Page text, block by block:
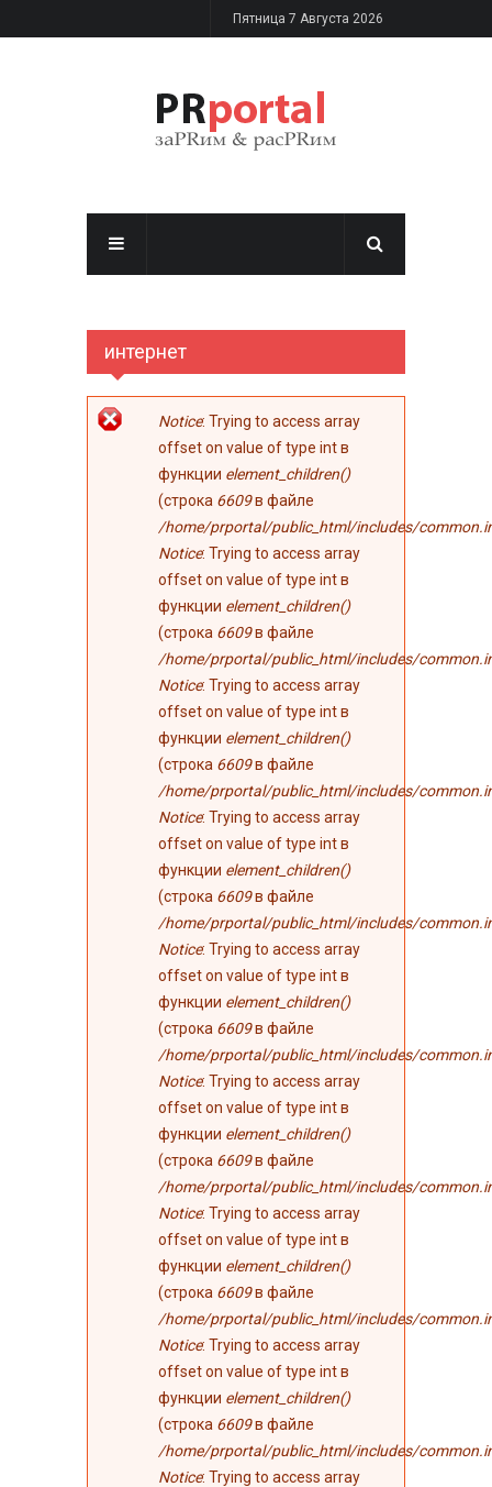
Перейти к основному содержаниюПятница 7 Августа 2026
интернет
Сообщение об
ошибке
Notice: Trying to access array
offset on value of type int в
функции element_children()
(строка 6609в файле
/home/prportal/public_html/includes/
Notice: Trying to access array
offset on value of type int в
функции element_children()
(строка 6609в файле
/home/prportal/public_html/includes/
Notice: Trying to access array
offset on value of type int в
функции element_children()
(строка 6609в файле
/home/prportal/public_html/includes/
Notice: Trying to access array
offset on value of type int в
функции element_children()
(строка 6609в файле
/home/prportal/public_html/includes/
Notice: Trying to access array
offset on value of type int в
функции element_children()
(строка 6609в файле
/home/prportal/public_html/includes/
Notice: Trying to access array
offset on value of type int в
функции element_children()
(строка 6609в файле
/home/prportal/public_html/includes/
Notice: Trying to access array
offset on value of type int в
функции element_children()
(строка 6609в файле
/home/prportal/public_html/includes/
Notice: Trying to access array
offset on value of type int в
функции element_children()
(строка 6609в файле
/home/prportal/public_html/includes/
Notice: Trying to access array